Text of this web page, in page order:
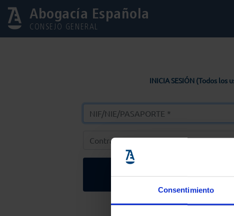
Consentimiento
Abogacía Española
CONSEJO GENERAL
INICIA SESIÓN (Todos los
Entrar
Solicitar